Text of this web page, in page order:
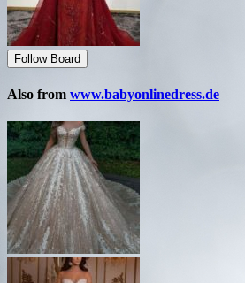
Follow Board
Also from www.babyonlinedress.de